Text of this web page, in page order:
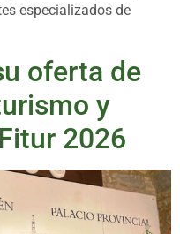
especializados de
oferta de
y
2026